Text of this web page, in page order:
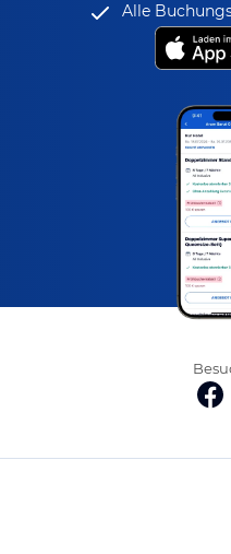
Alle